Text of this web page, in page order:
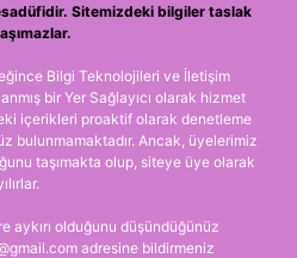
Sitemizdeki bilgiler taslak
Bilgi Teknolojileri ve İletişim
bir Yer Sağlayıcı olarak hizmet
içerikleri proaktif olarak denetleme
bulunmamaktadır. Ancak, üyelerimiz
taşımakta olup, siteye üye olarak
aykırı olduğunu düşündüğünüz
adresine bildirmeniz